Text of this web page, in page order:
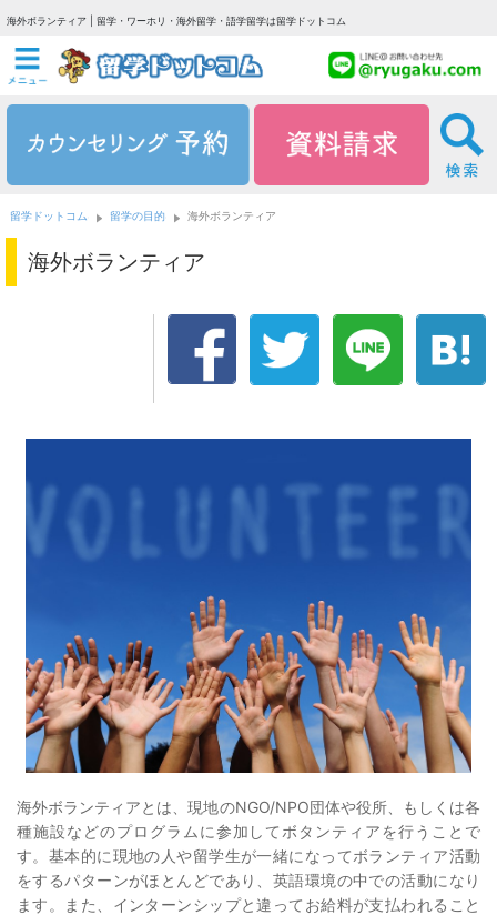
海外ボランティア | 留学・ワーホリ・海外留学・語学留学は留学ドットコム
留学ドットコム 留学の目的 海外ボランティア
海外ボランティア
海外ボランティアとは、現地のNGO/NPO団体や役所、もしくは各
種施設などのプログラムに参加してボタンティアを行うことで
す。基本的に現地の人や留学生が一緒になってボランティア活動
をするパターンがほとんどであり、英語環境の中での活動になり
ます。また、インターンシップと違ってお給料が支払われること